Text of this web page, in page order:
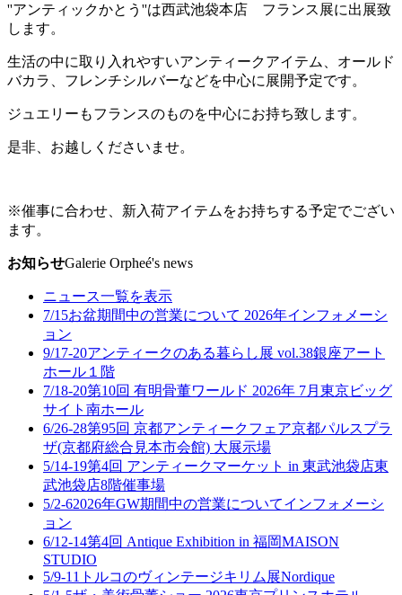
''アンティックかとう''は西武池袋本店 フランス展に出展致
します。
生活の中に取り入れやすいアンティークアイテム、オールド
バカラ、フレンチシルバーなどを中心に展開予定です。
ジュエリーもフランスのものを中心にお持ち致します。
是非、お越しくださいませ。
※催事に合わせ、新入荷アイテムをお持ちする予定でござい
ます。
お知らせGalerie Orpheé's news
ニュース一覧を表示
7/15お盆期間中の営業について 2026年インフォメーシ
ョン
9/17-20アンティークのある暮らし展 vol.38銀座アート
ホール１階
7/18-20第10回 有明骨董ワールド 2026年 7月 東京ビッグ
サイト南ホール
6/26-28第95回 京都アンティークフェア京都パルスプラ
ザ(京都府総合見本市会館) 大展示場
5/14-19第4回 アンティークマーケット in 東武池袋店東
武池袋店8階催事場
5/2-62026年GW期間中の営業についてインフォメーシ
ョン
6/12-14第4回 Antique Exhibition in 福岡MAISON
STUDIO
5/9-11 トルコのヴィンテージキリム展Nordique